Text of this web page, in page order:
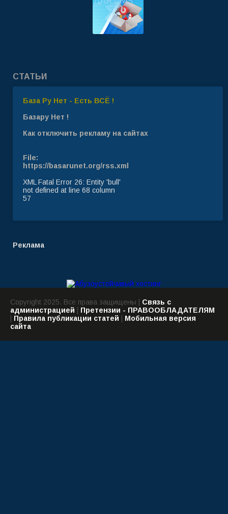
СТАТЬИ
База Ру Нет - Есть ВСЁ !
Базару Нет !
Как отключить рекламу на сайтах
File:
https://basarunet.org/rss.xml
XML Fatal Error 26: Entity 'bull'
not defined at line 68 column
57
Реклама
Copyright 2025. Все права защищены | Связь с
администрацией
Претензии - ПРАВООБЛАДАТЕЛЯМ
Правила публикации статей
Мобильная версия
сайта